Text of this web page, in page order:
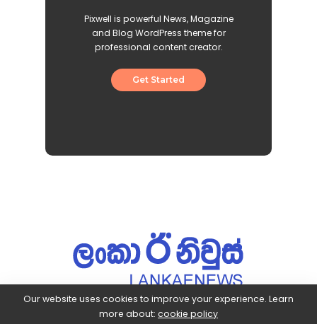
Pixwell is powerful News, Magazine
and Blog WordPress theme for
professional content creator.
Get Started
Our website uses cookies to improve your experience. Learn
more about: cookie policy